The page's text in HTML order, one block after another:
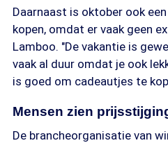
Daarnaast is oktober ook
kopen, omdat er vaak geen
Lamboo. "De vakantie is
vaak al duur omdat je ook
is goed om cadeautjes te
Mensen zien
De brancheorganisatie van